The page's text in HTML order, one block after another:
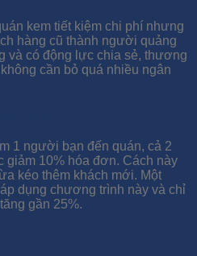
kem tiết kiệm chi phí nhưng
hàng cũ thành người quảng
và có động lực chia sẻ, thương
cần bỏ quá nhiều ngân
1 người bạn đến quán, cả 2
giảm 10% hóa đơn. Cách này
kéo thêm khách mới. Một
dụng chương trình này và chỉ
gần 25%.